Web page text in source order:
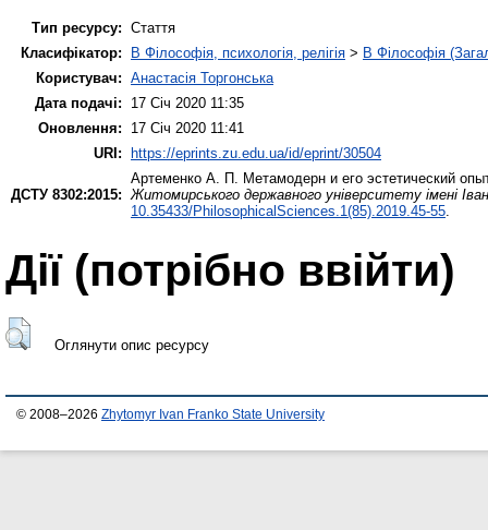
Тип ресурсу: Стаття
Класифікатор:
B Філософія, психологія, релігія > B Філософія
Користувач: Анастасія Торгонська
Дата подачі:
17 Січ 2020 11:35
Оновлення:
17 Січ 2020 11:41
URI: https://eprints.zu.edu.ua/id/eprint/30504
ДСТУ 8302:2015:
Артеменко А. П. Метамодерн и его эстетический
Житомирського державного університету імені
10.35433/PhilosophicalSciences.1(85).2019.45-55
Дії ​​(потрібно ввійти)
Оглянути опис ресурсу
© 2008–2026 Zhytomyr Ivan Franko State University